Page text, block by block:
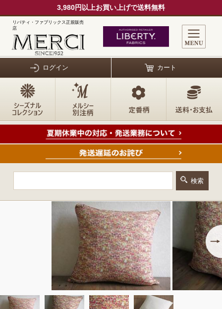
3,980円以上お買い上げで送料無料
リバティ・ファブリックス正規販売
店
ログイン カート